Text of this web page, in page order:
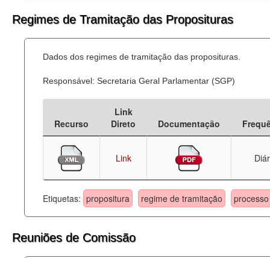
Regimes de Tramitação das Proposituras
Dados dos regimes de tramitação das proposituras.
Responsável: Secretaria Geral Parlamentar (SGP)
Recurso
Link
Direto
Documentação
Link
Etiquetas: propositura regime de tramitação
Reuniões de Comissão